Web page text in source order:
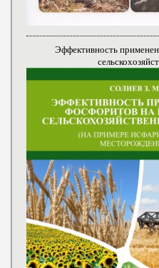
Эффективность